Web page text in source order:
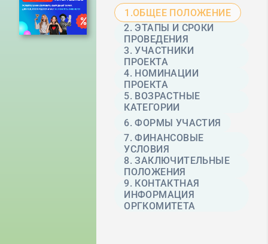
1.ОБЩЕЕ ПОЛОЖЕНИЕ
2. ЭТАПЫ И СРОКИ
ПРОВЕДЕНИЯ
3. УЧАСТНИКИ
ПРОЕКТА
4. НОМИНАЦИИ
ПРОЕКТА
5. ВОЗРАСТНЫЕ
КАТЕГОРИИ
6. ФОРМЫ УЧАСТИЯ
7. ФИНАНСОВЫЕ
УСЛОВИЯ
8. ЗАКЛЮЧИТЕЛЬНЫЕ
ПОЛОЖЕНИЯ
9. КОНТАКТНАЯ
ИНФОРМАЦИЯ
ОРГКОМИТЕТА